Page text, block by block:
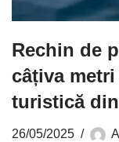
Rechin de
câțiva
turistică
26/05/2025